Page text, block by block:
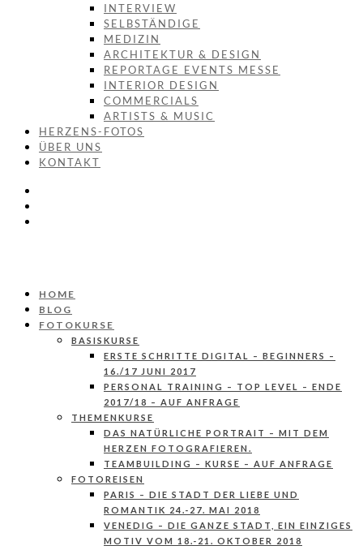
INTERVIEW
SELBSTÄNDIGE
MEDIZIN
ARCHITEKTUR & DESIGN
REPORTAGE EVENTS MESSE
INTERIOR DESIGN
COMMERCIALS
ARTISTS & MUSIC
HERZENS-FOTOS
ÜBER UNS
KONTAKT
HOME
BLOG
FOTOKURSE
BASISKURSE
ERSTE SCHRITTE DIGITAL – BEGINNERS –
16./17 JUNI 2017
PERSONAL TRAINING – TOP LEVEL – ENDE
2017/18 – AUF ANFRAGE
THEMENKURSE
DAS NATÜRLICHE PORTRAIT – MIT DEM
HERZEN FOTOGRAFIEREN.
TEAMBUILDING – KURSE – AUF ANFRAGE
FOTOREISEN
PARIS – DIE STADT DER LIEBE UND
ROMANTIK 24.-27. MAI 2018
VENEDIG – DIE GANZE STADT, EIN EINZIGES
MOTIV VOM 18.-21. OKTOBER 2018